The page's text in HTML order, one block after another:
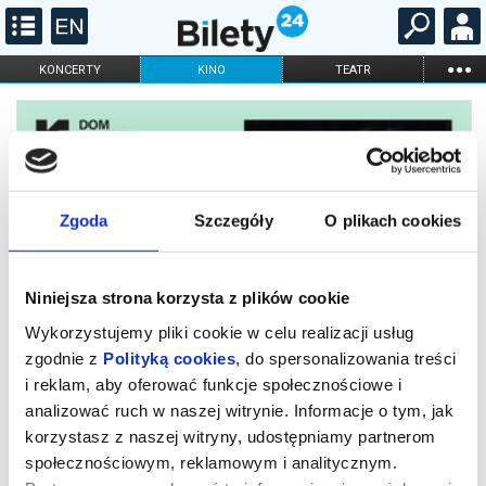
Zgoda Szczegóły O plikach cookies
Niniejsza strona korzysta z plików cookie
Wykorzystujemy pliki cookie w celu realizacji usług
zgodnie z Polityką cookies , do spersonalizowania treści
i reklam, aby oferować funkcje społecznościowe i
analizować ruch w naszej witrynie. Informacje o tym, jak
korzystasz z naszej witryny, udostępniamy partnerom
społecznościowym, reklamowym i analitycznym.
KONCERTY KINO TEATR ...
FILHARMONIA OPERA I BALET
Wielki Marty
Marty chce być gwiazdą. Nagnie więc wszystkie reguły, wejdzie w